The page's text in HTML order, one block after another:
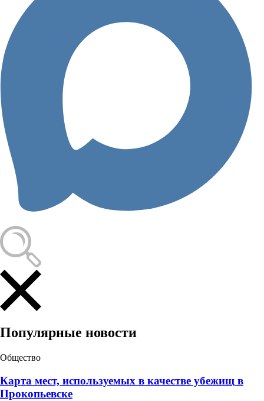
Популярные новости
Общество
Карта мест, используемых в качестве убежищ в
Прокопьевске